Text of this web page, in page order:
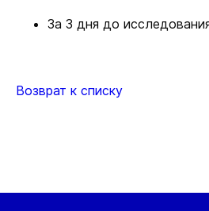
За 3 дня до
Возврат к списку